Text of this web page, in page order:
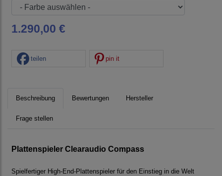
1.290,00 €
teilen pin it
Beschreibung Bewertungen Hersteller
Frage stellen
Plattenspieler Clearaudio Compass
Spielfertiger High-End-Plattenspieler für den Einstieg in die Welt